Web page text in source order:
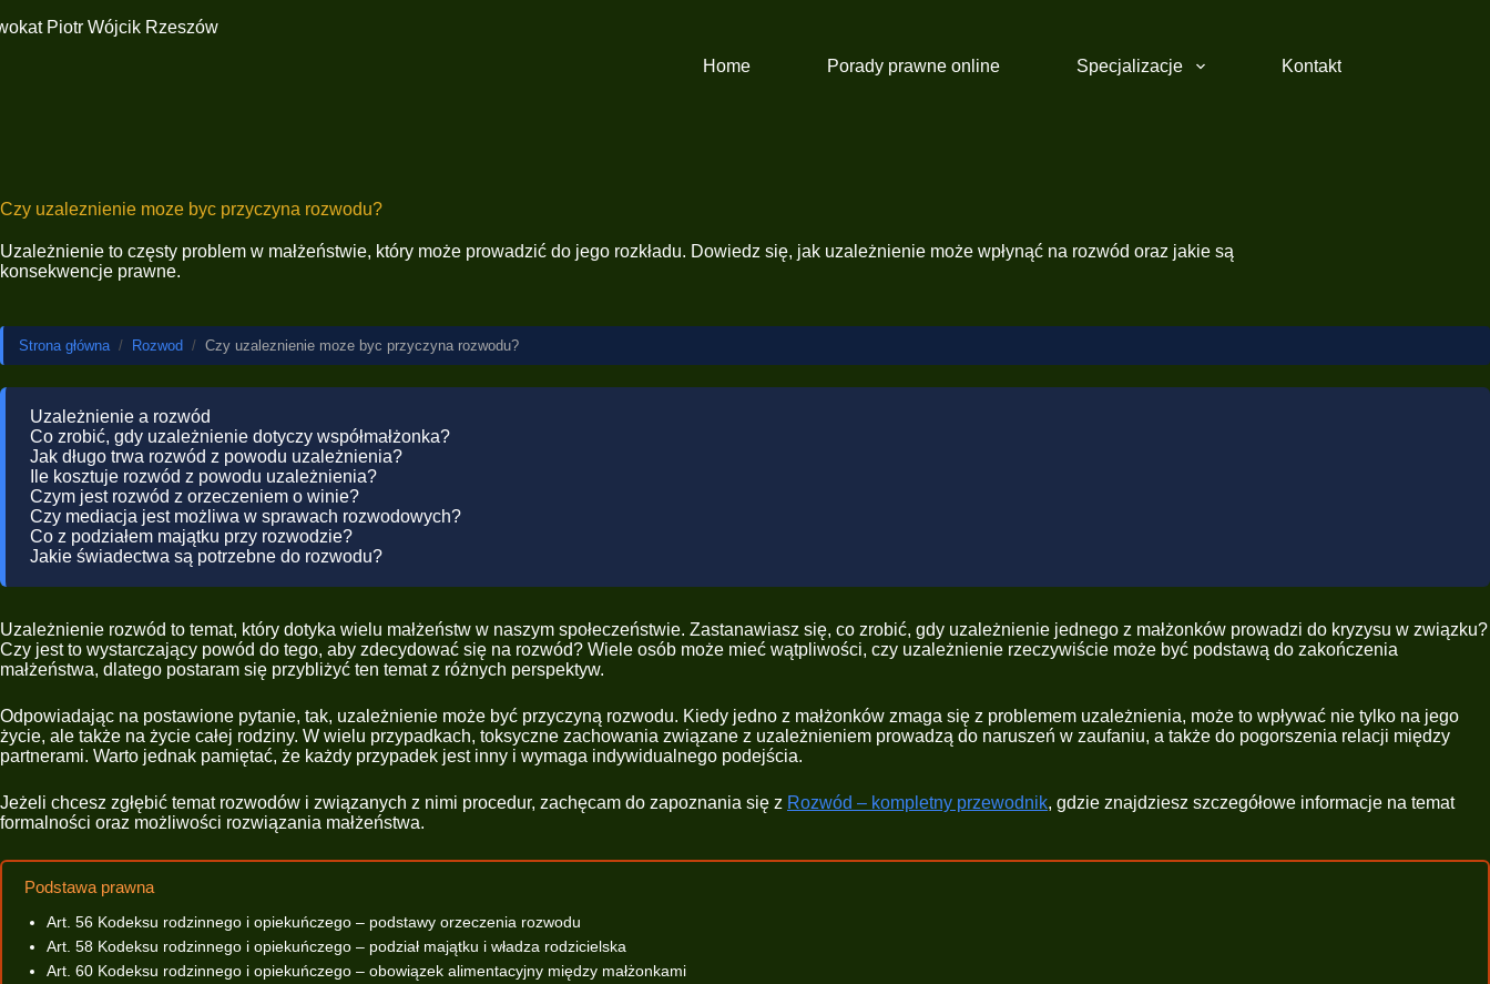
Home Porady prawne online Specjalizacje Kontakt
Czy uzaleznienie moze byc przyczyna rozwodu?
Uzależnienie to częsty problem w małżeństwie, który może prowadzić do jego rozkładu. Dowiedz się, jak uzależnienie może wpłynąć na rozwód oraz jakie są
konsekwencje prawne.
Strona główna / Rozwod / Czy uzaleznienie moze byc przyczyna rozwodu?
Uzależnienie a rozwód
Co zrobić, gdy uzależnienie dotyczy współmałżonka?
Jak długo trwa rozwód z powodu uzależnienia?
Ile kosztuje rozwód z powodu uzależnienia?
Czym jest rozwód z orzeczeniem o winie?
Czy mediacja jest możliwa w sprawach rozwodowych?
Co z podziałem majątku przy rozwodzie?
Jakie świadectwa są potrzebne do rozwodu?
Uzależnienie rozwód to temat, który dotyka wielu małżeństw w naszym społeczeństwie. Zastanawiasz się, co zrobić, gdy uzależnienie jednego z małżonków prowadzi do kryzysu w związku?
Czy jest to wystarczający powód do tego, aby zdecydować się na rozwód? Wiele osób może mieć wątpliwości, czy uzależnienie rzeczywiście może być podstawą do zakończenia
małżeństwa, dlatego postaram się przybliżyć ten temat z różnych perspektyw.
Odpowiadając na postawione pytanie, tak, uzależnienie może być przyczyną rozwodu. Kiedy jedno z małżonków zmaga się z problemem uzależnienia, może to wpływać nie tylko na jego
życie, ale także na życie całej rodziny. W wielu przypadkach, toksyczne zachowania związane z uzależnieniem prowadzą do naruszeń w zaufaniu, a także do pogorszenia relacji między
partnerami. Warto jednak pamiętać, że każdy przypadek jest inny i wymaga indywidualnego podejścia.
Jeżeli chcesz zgłębić temat rozwodów i związanych z nimi procedur, zachęcam do zapoznania się z Rozwód – kompletny przewodnik, gdzie znajdziesz szczegółowe informacje na temat
formalności oraz możliwości rozwiązania małżeństwa.
Podstawa prawna
Art. 56 Kodeksu rodzinnego i opiekuńczego – podstawy orzeczenia rozwodu
Art. 58 Kodeksu rodzinnego i opiekuńczego – podział majątku i władza rodzicielska
Art. 60 Kodeksu rodzinnego i opiekuńczego – obowiązek alimentacyjny między małżonkami